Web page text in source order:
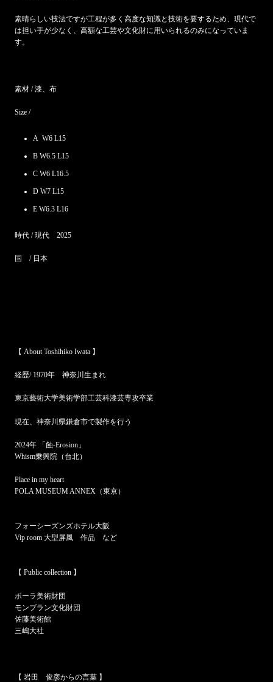
素晴らしい技法ですが工程が多く高度な知識と技術を要するため、現代で
は担い手が少なく、高額な工芸や文化財に用いられるのみになっていま
す。
素材 / 漆、布
Size /
A W6 L15
B W6.5 L15
C W6 L16.5
D W7 L15
E W6.3 L16
時代 / 現代 2025
国 / 日本
【 About Toshihiko Iwata 】
経歴/ 1970年 神奈川生まれ
東京藝術大学美術学部工芸科漆芸専攻卒業
現在、神奈川県鎌倉市で製作を行う
2024年 「蝕-Erosion」
Whism乗興院（台北）
Place in my heart
POLA MUSEUM ANNEX（東京）
フォーシーズンズホテル大阪
Vip room 大型屏風 作品 など
【 Public collection 】
ポーラ美術財団
モンブラン文化財団
佐藤美術館
三嶋大社
【 岩田 俊彦からの言葉 】